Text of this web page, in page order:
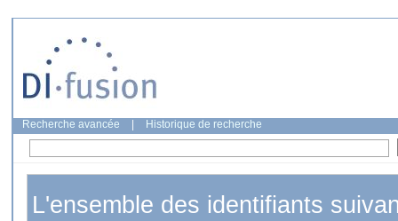
Recherche avancée Historique de recherche
L'ensemble des identifiants